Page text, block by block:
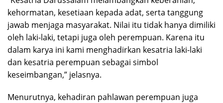
kehormatan, kesetiaan kepada adat, serta tanggung
jawab menjaga masyarakat. Nilai itu tidak hanya dimiliki
oleh laki-laki, tetapi juga oleh perempuan. Karena itu
dalam karya ini kami menghadirkan kesatria laki-laki
dan kesatria perempuan sebagai simbol
keseimbangan,” jelasnya.
Menurutnya, kehadiran pahlawan perempuan juga